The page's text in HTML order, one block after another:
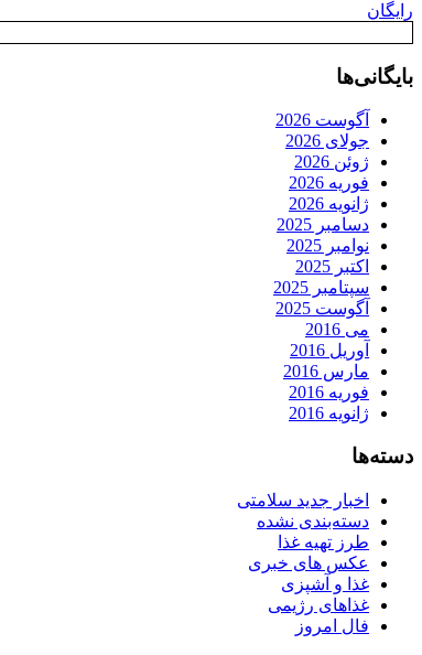
رایگان
بایگانی‌ها
آگوست 2026
جولای 2026
ژوئن 2026
فوریه 2026
ژانویه 2026
دسامبر 2025
نوامبر 2025
اکتبر 2025
سپتامبر 2025
آگوست 2025
می 2016
آوریل 2016
مارس 2016
فوریه 2016
ژانویه 2016
دسته‌ها
اخبار جدید سلامتی
دسته‌بندی نشده
طرز تهیه غذا
عکس های خبری
غذا و آشپزی
غذاهای رژیمی
فال امروز